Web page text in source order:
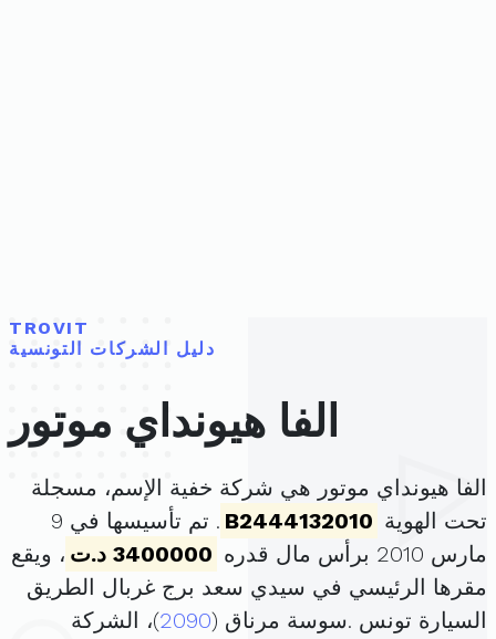
TROVIT
دليل الشركات التونسية
الفا هيونداي موتور
الفا هيونداي موتور هي شركة خفية الإسم، مسجلة
تحت الهوية B2444132010
. تم تأسيسها في 9
مارس 2010 برأس مال قدره
3400000 د.ت
، ويقع
مقرها الرئيسي في سيدي سعد برج غربال الطريق
السيارة تونس .سوسة مرناق (2090)، الشركة